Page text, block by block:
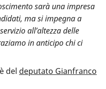
sarà una impresa
ma si impegna a
all’altezza delle
in anticipo chi ci
del deputato Gianfranco